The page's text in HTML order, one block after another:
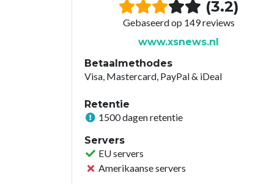
(3.2)
Gebaseerd op 149 reviews
www.xsnews.nl
Betaalmethodes
Visa, Mastercard, PayPal & iDeal
Retentie
1500 dagen retentie
Servers
EU servers
Amerikaanse servers